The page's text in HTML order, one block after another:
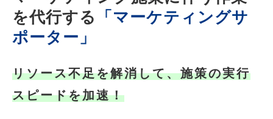
を代行する
「マーケティングサ
ポーター」
リソース不足を解消して、施策の実行
スピードを加速！